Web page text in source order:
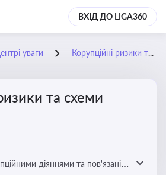
ВХІД ДО LIGA360
уваги Корупційні ризики та схеми
та схеми
діяннями та пов'язані з